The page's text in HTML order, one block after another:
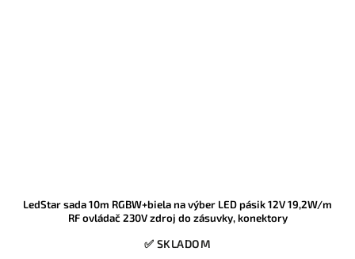
LedStar sada 10m RGBW+biela na výber LED pásik 12V 19,2W/m
RF ovládač 230V zdroj do zásuvky, konektory
✅ SKLADOM